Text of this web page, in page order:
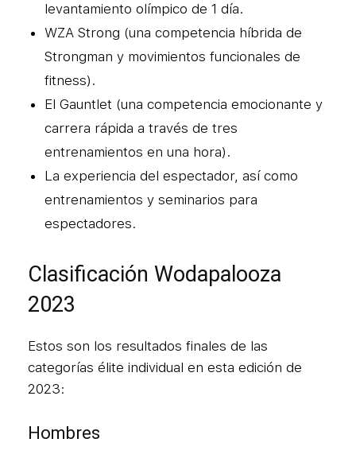
levantamiento olímpico de 1 día.
WZA Strong (una competencia híbrida de
Strongman y movimientos funcionales de
fitness).
El Gauntlet (una competencia emocionante y
carrera rápida a través de tres
entrenamientos en una hora).
La experiencia del espectador, así como
entrenamientos y seminarios para
espectadores.
Clasificación Wodapalooza
2023
Estos son los resultados finales de las
categorías élite individual en esta edición de
2023:
Hombres